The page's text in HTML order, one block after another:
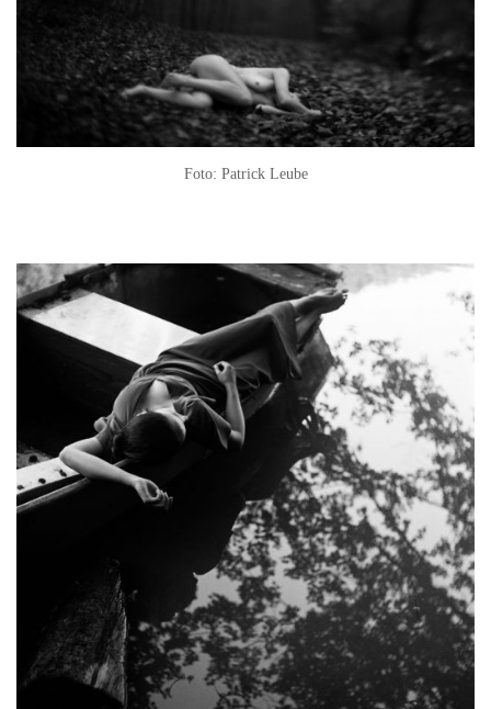
Foto: Patrick Leube